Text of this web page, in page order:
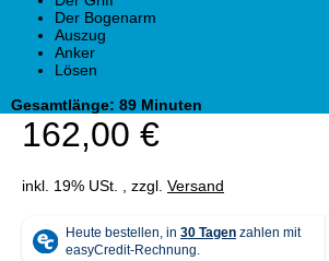
Der Bogenarm
Auszug
Anker
Lösen
Gesamtlänge: 89 Minuten
162,00 €
inkl. 19% USt. , zzgl. Versand